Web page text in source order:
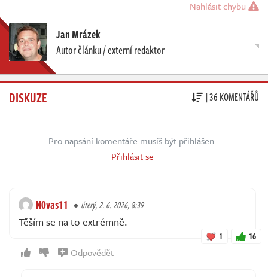
Nahlásit chybu
Jan Mrázek
Autor článku / externí redaktor
DISKUZE | 36 KOMENTÁŘŮ
Pro napsání komentáře musíš být přihlášen.
Přihlásit se
N0vas11 úterý, 2. 6. 2026, 8:39
Těším se na to extrémně.
1 16
Odpovědět